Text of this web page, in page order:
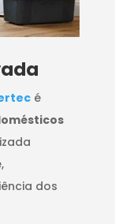
é
dos